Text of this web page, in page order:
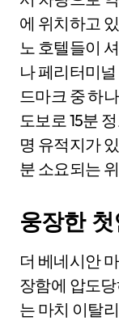
에 위치하고
노 호텔들이
나 페리터미
드마크 중 하
도보로 15분
명 유적지가
분 소요되는
웅장한
더 베네시안
장함에 압도
는 마치 이탈